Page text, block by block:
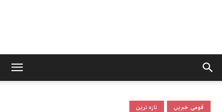
تازہ ترین قومی خبریں